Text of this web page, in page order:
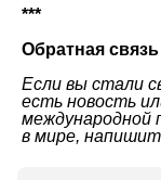
***
Обратная
Если вы стали
есть новость
международной
в мире,